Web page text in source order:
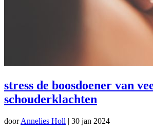
stress de boosdoener van
schouderklachten
doorAnnelies Holl | 30 jan 2024